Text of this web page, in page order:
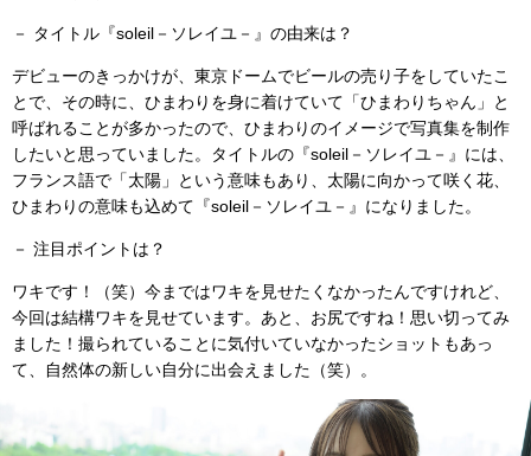
－ タイトル『soleil－ソレイユ－』の由来は？
デビューのきっかけが、東京ドームでビールの売り子をしていたこ
とで、その時に、ひまわりを身に着けていて「ひまわりちゃん」と
呼ばれることが多かったので、ひまわりのイメージで写真集を制作
したいと思っていました。タイトルの『soleil－ソレイユ－』には、
フランス語で「太陽」という意味もあり、太陽に向かって咲く花、
ひまわりの意味も込めて『soleil－ソレイユ－』になりました。
－ 注目ポイントは？
ワキです！（笑）今まではワキを見せたくなかったんですけれど、
今回は結構ワキを見せています。あと、お尻ですね！思い切ってみ
ました！撮られていることに気付いていなかったショットもあっ
て、自然体の新しい自分に出会えました（笑）。